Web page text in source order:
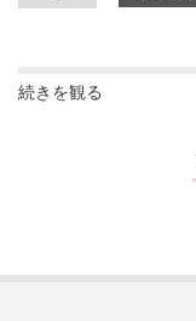
続きを観る